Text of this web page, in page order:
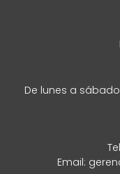
De lunes a
Email: